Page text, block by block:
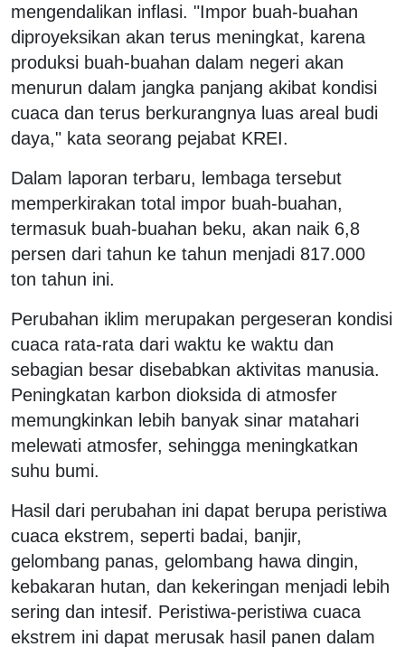
mengendalikan inflasi. "Impor buah-buahan
diproyeksikan akan terus meningkat, karena
produksi buah-buahan dalam negeri akan
menurun dalam jangka panjang akibat kondisi
cuaca dan terus berkurangnya luas areal budi
daya," kata seorang pejabat KREI.
Dalam laporan terbaru, lembaga tersebut
memperkirakan total impor buah-buahan,
termasuk buah-buahan beku, akan naik 6,8
persen dari tahun ke tahun menjadi 817.000
ton tahun ini.
Perubahan iklim merupakan pergeseran kondisi
cuaca rata-rata dari waktu ke waktu dan
sebagian besar disebabkan aktivitas manusia.
Peningkatan karbon dioksida di atmosfer
memungkinkan lebih banyak sinar matahari
melewati atmosfer, sehingga meningkatkan
suhu bumi.
Hasil dari perubahan ini dapat berupa peristiwa
cuaca ekstrem, seperti badai, banjir,
gelombang panas, gelombang hawa dingin,
kebakaran hutan, dan kekeringan menjadi lebih
sering dan intesif. Peristiwa-peristiwa cuaca
ekstrem ini dapat merusak hasil panen dalam